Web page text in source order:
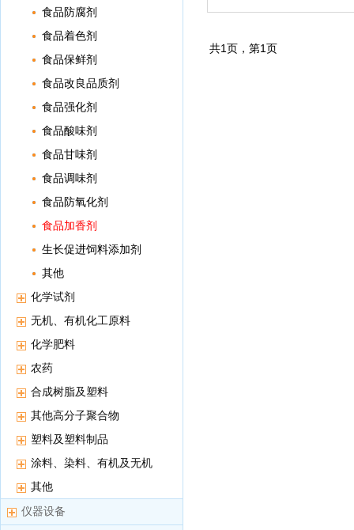
食品防腐剂
食品着色剂
食品保鲜剂
食品改良品质剂
食品强化剂
食品酸味剂
食品甘味剂
食品调味剂
食品防氧化剂
食品加香剂
生长促进饲料添加剂
其他
化学试剂
无机、有机化工原料
化学肥料
农药
合成树脂及塑料
其他高分子聚合物
塑料及塑料制品
涂料、染料、有机及无机
颜料其他
仪器设备
共1页，第1页